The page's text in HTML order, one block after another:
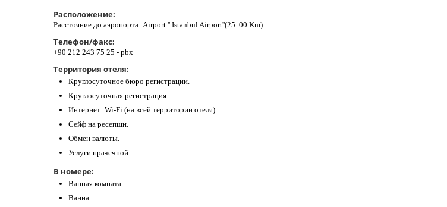
Расположение:
Расстояние до аэропорта: Airport '' Istanbul Airport''(25. 00 Km).
Телефон/факс:
+90 212 243 75 25 - pbx
Территория отеля:
Круглосуточное бюро регистрации.
Круглосуточная регистрация.
Интернет: Wi-Fi (на всей территории отеля).
Сейф на ресепшн.
Обмен валюты.
Услуги прачечной.
В номере:
Ванная комната.
Ванна.